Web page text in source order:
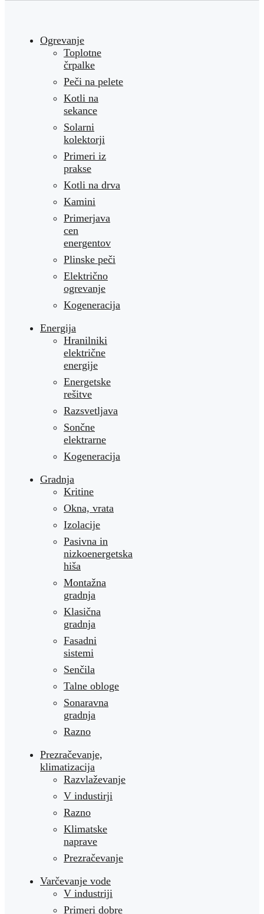
Ogrevanje
Toplotne
črpalke
Peči na pelete
Kotli na
sekance
Solarni
kolektorji
Primeri iz
prakse
Kotli na drva
Kamini
Primerjava
cen
energentov
Plinske peči
Električno
ogrevanje
Kogeneracija
Energija
Hranilniki
električne
energije
Energetske
rešitve
Razsvetljava
Sončne
elektrarne
Kogeneracija
Gradnja
Kritine
Okna, vrata
Izolacije
Pasivna in
nizkoenergetska
hiša
Montažna
gradnja
Klasična
gradnja
Fasadni
sistemi
Senčila
Talne obloge
Sonaravna
gradnja
Razno
Prezračevanje,
klimatizacija
Razvlaževanje
V industirji
Razno
Klimatske
naprave
Prezračevanje
Varčevanje vode
V industriji
Primeri dobre